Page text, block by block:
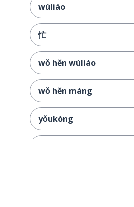
wúliáo
忙
wǒ hěn wúliáo
wǒ hěn máng
yǒukòng
nǐ jīntiān xiàwǔ